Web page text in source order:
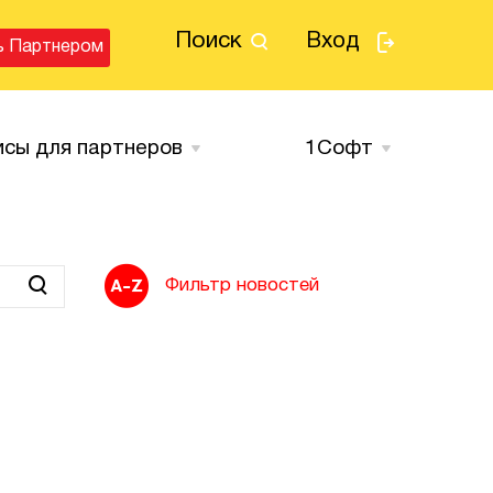
Поиск Вход
Партнером
для партнеров 1Cофт
Фильтр новостей